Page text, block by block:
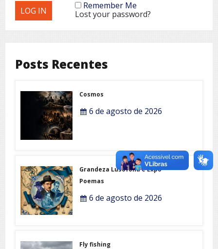
Remember Me
Lost your password?
Posts Recentes
Cosmos
6 de agosto de 2026
Grandeza Lusófona e Expo-
Poemas
6 de agosto de 2026
Fly fishing